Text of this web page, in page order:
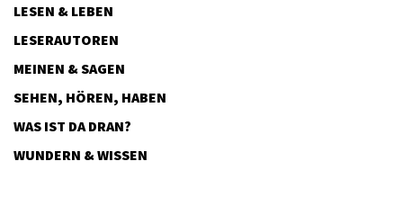
LESEN & LEBEN
LESERAUTOREN
MEINEN & SAGEN
SEHEN, HÖREN, HABEN
WAS IST DA DRAN?
WUNDERN & WISSEN